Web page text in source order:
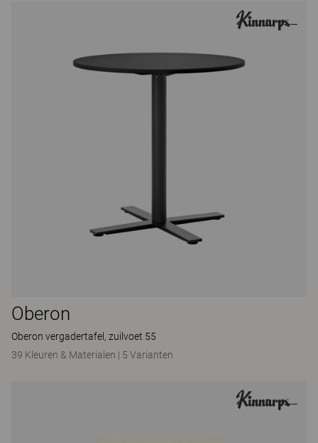
Oberon
Oberon vergadertafel, zuilvoet 55
39 Kleuren & Materialen | 5 Varianten